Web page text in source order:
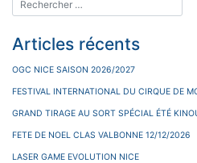
Articles récents
OGC NICE SAISON 2026/2027
FESTIVAL INTERNATIONAL DU CIRQUE DE
GRAND TIRAGE AU SORT SPÉCIAL ÉTÉ
FETE DE NOEL CLAS VALBONNE 12/12/2026
LASER GAME EVOLUTION NICE